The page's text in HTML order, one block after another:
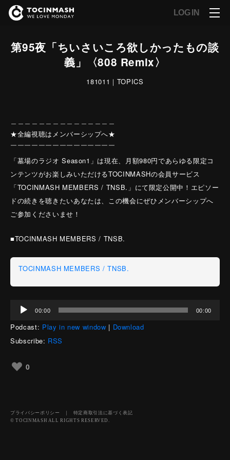
LOG IN
第95夜「ちいさいころ欲しかったもの談
義」〈808 Remix〉
181011｜TOPICS
★全編視聴はメンバーシップへ★
￣￣￣￣￣￣￣￣￣￣￣￣￣￣￣
「墓場のラジオ Season1」は現在、月額980円であらゆる限定コ
ンテンツがお楽しみいただけるTOCINMASHの会員サービス
「TOCINMASH MEMBERS / TNSB.」にて限定公開中！エピソー
ドの続きを聴きたいあなたは、この機会にぜひメンバーシップへ
ご参加くださいませ！
■TOCINMASH MEMBERS / TNSB.
TOCINMASH MEMBERS / TNSB.
プ
レ
ヤ
00:00 00:00
Podcast: Play in new window | Download
Subscribe: RSS
0
プライバシーポリシー ｜ 特定商取引法に基づく表記
© TOCINMASH ALL RIGHTS RESERVED.